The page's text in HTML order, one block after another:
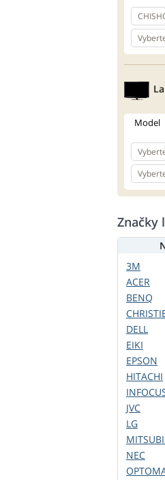
Model
Značky
3M
ACER
BENQ
DELL
EIKI
EPSON
HITACHI
JVC
LG
NEC